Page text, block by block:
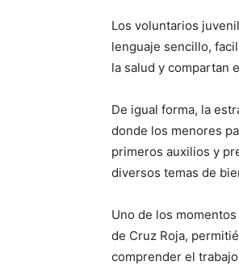
Los voluntarios
lenguaje sencillo,
la salud y compartan
De igual forma, la
donde los menores
primeros auxilios y
diversos temas de
Uno de los
de Cruz Roja,
comprender el